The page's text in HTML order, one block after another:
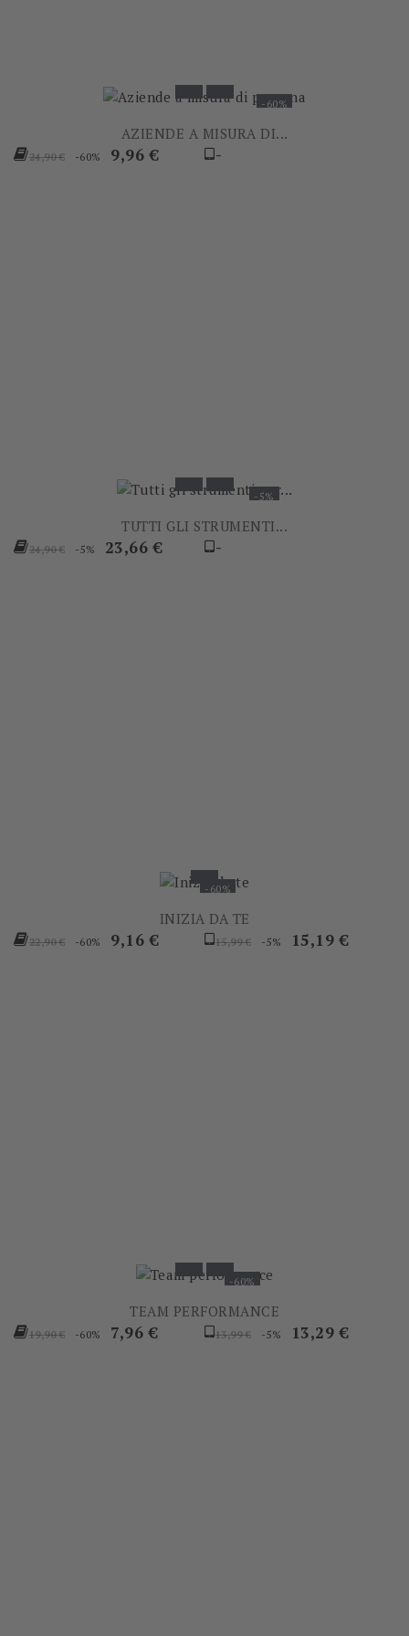
-60%
AZIENDE A MISURA DI...
Prezzo
24,90 € -60% Prezzo
9,96 € -
-5%
TUTTI GLI STRUMENTI...
Prezzo
24,90 € -5% Prezzo
23,66 € -
-60%
INIZIA DA TE
Prezzo
22,90 € -60% Prezzo
9,16 €
Prezzo
15,99 € -5% Prezzo
15,19 €
-60%
TEAM PERFORMANCE
Prezzo
19,90 € -60% Prezzo
7,96 €
Prezzo
13,99 € -5% Prezzo
13,29 €